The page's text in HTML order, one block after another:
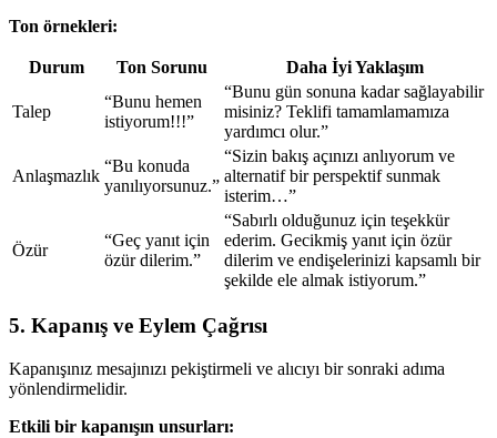
Ton örnekleri:
Durum Ton Sorunu Daha İyi Yaklaşım
Talep
“Bunu hemen
istiyorum!!!”
“Bunu gün sonuna kadar sağlayabilir
misiniz? Teklifi tamamlamamıza
yardımcı olur.”
Anlaşmazlık
“Bu konuda
yanılıyorsunuz.”
“Sizin bakış açınızı anlıyorum ve
alternatif bir perspektif sunmak
isterim…”
Özür
“Geç yanıt için
özür dilerim.”
“Sabırlı olduğunuz için teşekkür
ederim. Gecikmiş yanıt için özür
dilerim ve endişelerinizi kapsamlı bir
şekilde ele almak istiyorum.”
5. Kapanış ve Eylem Çağrısı
Kapanışınız mesajınızı pekiştirmeli ve alıcıyı bir sonraki adıma
yönlendirmelidir.
Etkili bir kapanışın unsurları: